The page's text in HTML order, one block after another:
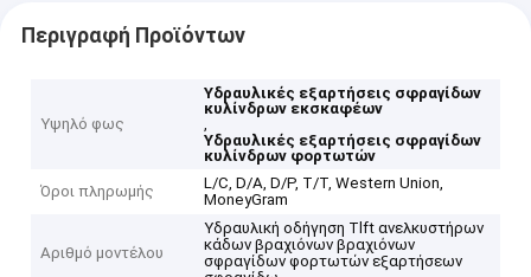
Περιγραφή Προϊόντων
Υψηλό φως
Υδραυλικές εξαρτήσεις σφραγίδων
κυλίνδρων εκσκαφέων
,
Υδραυλικές εξαρτήσεις σφραγίδων
κυλίνδρων φορτωτών
Όροι πληρωμής
L/C, D/A, D/P, T/T, Western Union,
MoneyGram
Αριθμό μοντέλου
Υδραυλική οδήγηση Tlft ανελκυστήρων
κάδων βραχιόνων βραχιόνων
σφραγίδων φορτωτών εξαρτήσεων